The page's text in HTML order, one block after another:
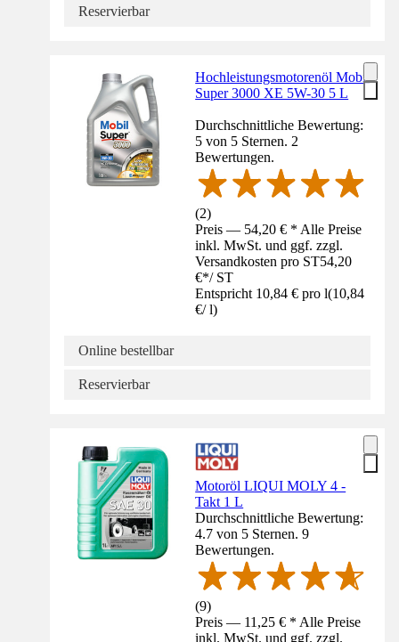
Reservierbar
Hochleistungsmotorenöl Mobil
Super 3000 XE 5W-30 5 L
Durchschnittliche Bewertung:
5 von 5 Sternen. 2
Bewertungen.
(2)
Preis — 54,20 € * Alle Preise
inkl. MwSt. und ggf. zzgl.
Versandkosten pro ST54,20
€*/ ST
Entspricht 10,84 € pro l(10,84
€/ l)
Online bestellbar
Reservierbar
Motoröl LIQUI MOLY 4 -
Takt 1 L
Durchschnittliche Bewertung:
4.7 von 5 Sternen. 9
Bewertungen.
(9)
Preis — 11,25 € * Alle Preise
inkl. MwSt. und ggf. zzgl.